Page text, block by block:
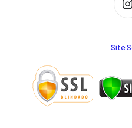
Site